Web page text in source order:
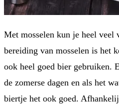
Met mosselen kun je heel veel
bereiding van mosselen is het
ook heel goed bier gebruiken.
de zomerse dagen en als het
biertje het ook goed.